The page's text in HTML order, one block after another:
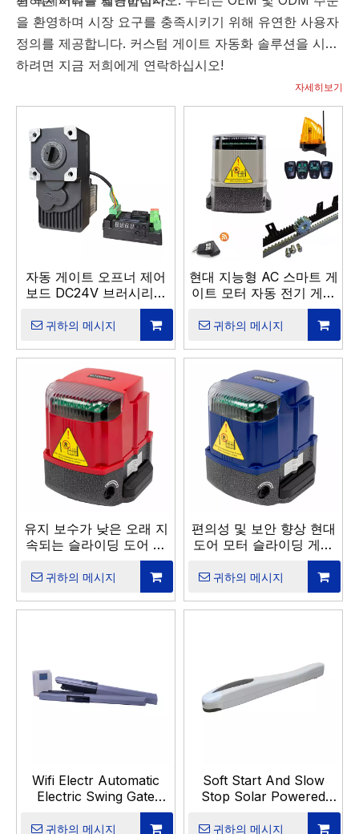
을 환영하며 시장 요구를 충족시키기 위해 유연한 사용자
정의를 제공합니다. 커스텀 게이트 자동화 솔루션을 시작
하려면 지금 저희에게 연락하십시오!
자세히보기
자동 게이트 오프너 제어
보드 DC24V 브러시리스
게이트 모터 컨트롤러
귀하의 메시지
현대 지능형 AC 스마트 게
이트 모터 자동 전기 게이
트 오프너 컨트롤 보드 앱
빌라 최대로드 800kg
귀하의 메시지
유지 보수가 낮은 오래 지
속되는 슬라이딩 도어 모
귀하의 메시지
편의성 및 보안 향상 현대
도어 모터 슬라이딩 게이
귀하의 메시지
Wifi Electr Automatic
Electric Swing Gate
귀하의 메시지
Soft Start And Slow
Stop Solar Powered
Swing Gate Motor
귀하의 메시지